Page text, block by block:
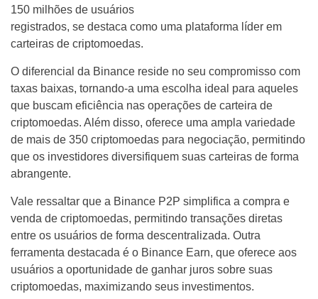
150 milhões de usuários
registrados, se destaca como uma plataforma líder em
carteiras de criptomoedas.
O diferencial da Binance reside no seu compromisso com
taxas baixas, tornando-a uma escolha ideal para aqueles
que buscam eficiência nas operações de carteira de
criptomoedas. Além disso, oferece uma ampla variedade
de mais de 350 criptomoedas para negociação, permitindo
que os investidores diversifiquem suas carteiras de forma
abrangente.
Vale ressaltar que a Binance P2P simplifica a compra e
venda de criptomoedas, permitindo transações diretas
entre os usuários de forma descentralizada. Outra
ferramenta destacada é o Binance Earn, que oferece aos
usuários a oportunidade de ganhar juros sobre suas
criptomoedas, maximizando seus investimentos.